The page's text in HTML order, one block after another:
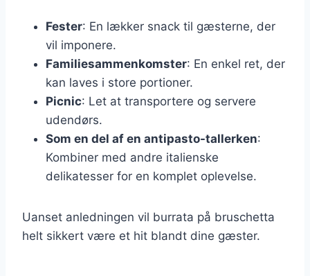
Fester: En lækker snack til gæsterne, der
vil imponere.
Familiesammenkomster: En enkel ret, der
kan laves i store portioner.
Picnic: Let at transportere og servere
udendørs.
Som en del af en antipasto-tallerken:
Kombiner med andre italienske
delikatesser for en komplet oplevelse.
Uanset anledningen vil burrata på bruschetta
helt sikkert være et hit blandt dine gæster.